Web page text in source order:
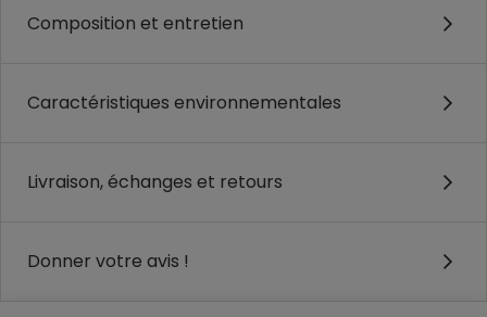
Composition et entretien
Caractéristiques environnementales
Livraison, échanges et retours
Donner votre avis !